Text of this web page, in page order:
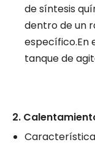
de síntesis
dentro de un
específico.En
tanque de
2.